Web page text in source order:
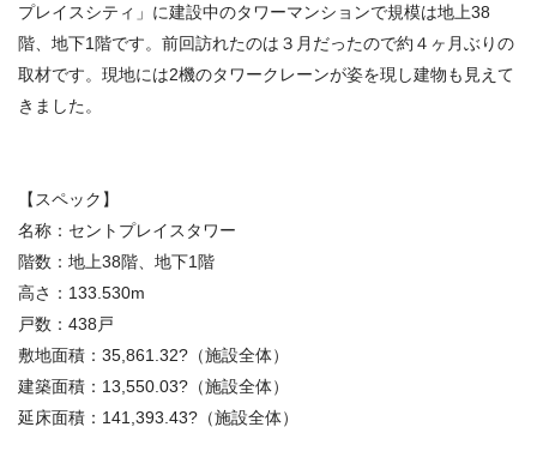
プレイスシティ」に建設中のタワーマンションで規模は地上38
階、地下1階です。前回訪れたのは３月だったので約４ヶ月ぶりの
取材です。現地には2機のタワークレーンが姿を現し建物も見えて
きました。
【スペック】
名称：セントプレイスタワー
階数：地上38階、地下1階
高さ：133.530m
戸数：438戸
敷地面積：35,861.32?（施設全体）
建築面積：13,550.03?（施設全体）
延床面積：141,393.43?（施設全体）